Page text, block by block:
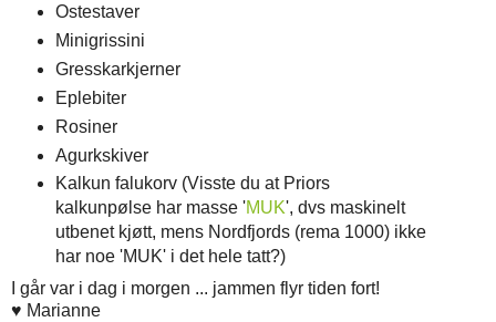
Ostestaver
Minigrissini
Gresskarkjerner
Eplebiter
Rosiner
Agurkskiver
Kalkun falukorv (Visste du at Priors
kalkunpølse har masse 'MUK', dvs maskinelt
utbenet kjøtt, mens Nordfjords (rema 1000) ikke
har noe 'MUK' i det hele tatt?)
I går var i dag i morgen ... jammen flyr tiden fort!
♥ Marianne